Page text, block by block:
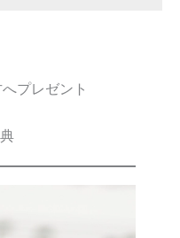
プレゼント